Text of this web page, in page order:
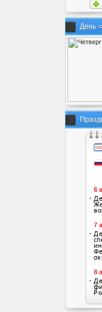
День